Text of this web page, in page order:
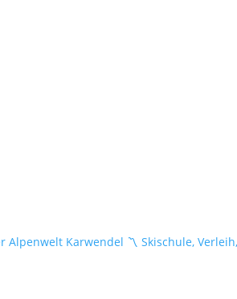
Alpenwelt Karwendel 〽️ Skischule,